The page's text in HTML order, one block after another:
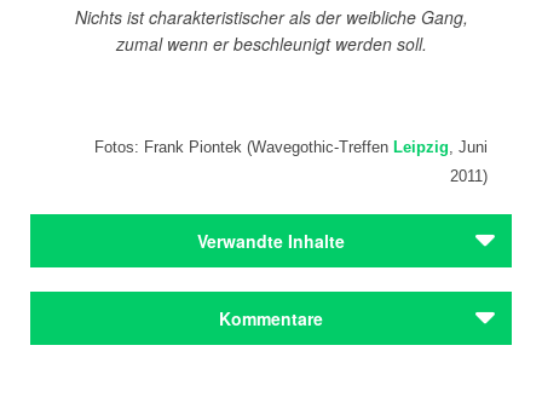
Nichts ist charakteristischer als der weibliche Gang,
zumal wenn er beschleunigt werden soll.
Fotos: Frank Piontek (Wavegothic-Treffen Leipzig, Juni
2011)
Verwandte Inhalte
Kommentare